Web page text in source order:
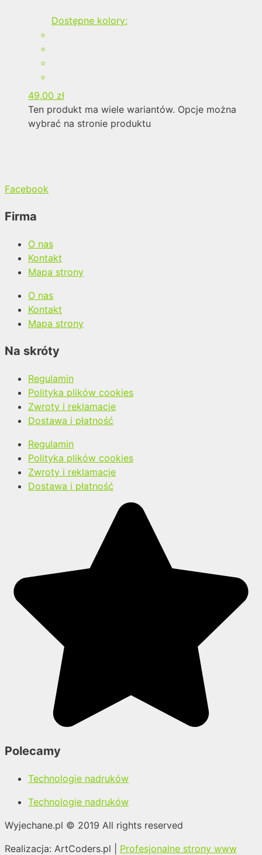
Dostępne kolory:
49,00 zł
Ten produkt ma wiele wariantów. Opcje można
wybrać na stronie produktu
Facebook
Firma
O nas
Kontakt
Mapa strony
O nas
Kontakt
Mapa strony
Na skróty
Regulamin
Polityka plików cookies
Zwroty i reklamacje
Dostawa i płatność
Regulamin
Polityka plików cookies
Zwroty i reklamacje
Dostawa i płatność
Polecamy
Technologie nadruków
Technologie nadruków
Wyjechane.pl © 2019 All rights reserved​
Realizacja: ArtCoders.pl | Profesjonalne strony www